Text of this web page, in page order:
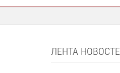
ЛЕНТА